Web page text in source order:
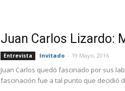
Juan Carlos Lizardo:
Entrevista Invitado - 19 Mayo, 2016
Juan Carlos quedó fascinado por sus
fascinación fue a tal punto que decidió